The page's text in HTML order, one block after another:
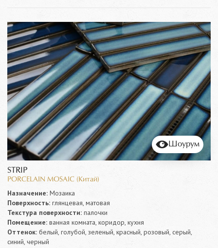
Шоурум
STRIP
PORCELAIN MOSAIC (Китай)
Назначение: Мозаика
Поверхность: глянцевая, матовая
Текстура поверхности: палочки
Помещение: ванная комната, коридор, кухня
Оттенок: белый, голубой, зеленый, красный, розовый, серый,
синий, черный